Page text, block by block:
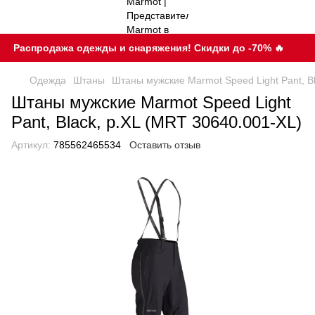
Распродажа одежды и снаряжения! Скидки до -70% 🔥
Одежда Штаны Штаны мужские Marmot Speed Light Pant,
Штаны мужские Marmot Speed Light
Pant, Black, р.XL (MRT 30640.001-XL)
Артикул: 785562465534 Оставить отзыв